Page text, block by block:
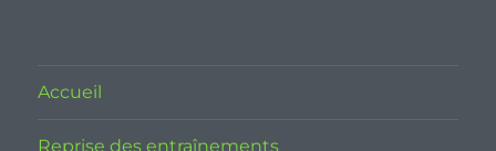
Accueil
Reprise des entraînements